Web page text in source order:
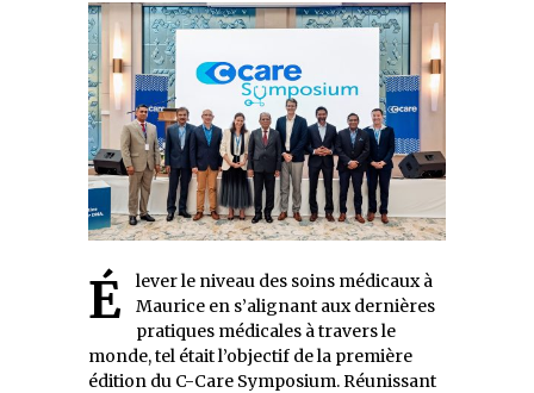
Élever le niveau des soins médicaux à
Maurice en s’alignant aux dernières
pratiques médicales à travers le
monde, tel était l’objectif de la première
édition du C-Care Symposium. Réunissant